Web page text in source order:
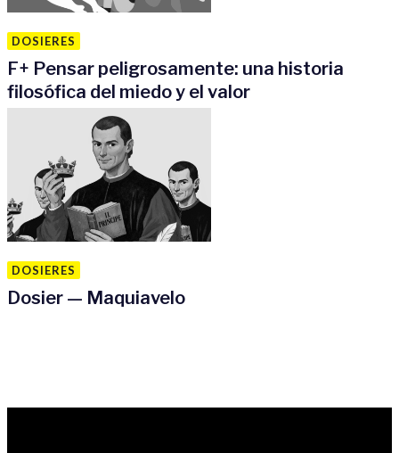
DOSIERES
F+ Pensar peligrosamente: una historia
filosófica del miedo y el valor
DOSIERES
Dosier — Maquiavelo